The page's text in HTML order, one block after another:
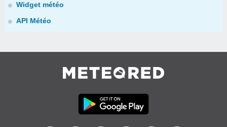
Widget météo
API Météo